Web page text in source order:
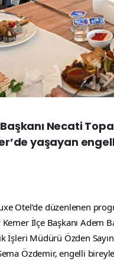
Necati
yaşayan
Otel’de düzenlenen
İlçe Başkanı Adem
İşleri Müdürü Özden
Özdemir, engelli